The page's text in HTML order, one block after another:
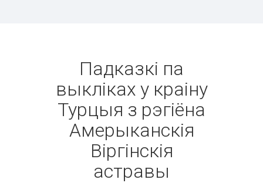
Падказкі па
выкліках у краіну
Турцыя з рэгіёна
Амерыканскія
Віргінскія
астравы